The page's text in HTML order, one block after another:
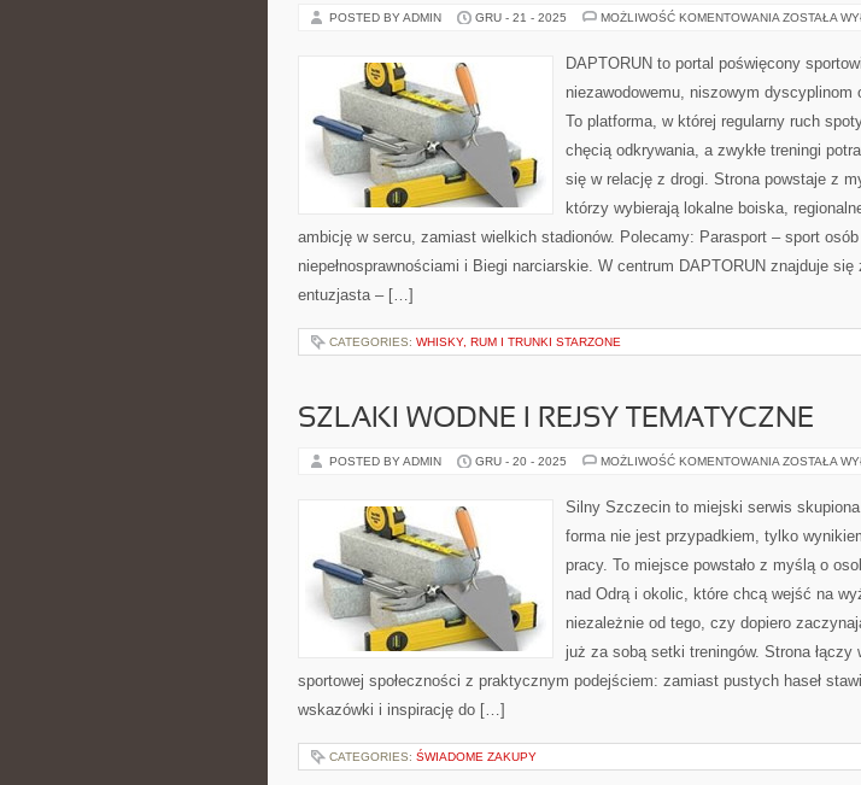
POSTED BY ADMIN GRU - 21 - 2025 MOŻLIWOŚĆ KOMENTOWANIA SPORTY
PARKOUR)
CURLING
NISZOWE
LODOWE
ZOSTAŁA
DAPTORUN to portal poświęcony sportowi
niezawodowemu, niszowym dyscyplinom
To platforma, w której regularny ruch
chęcią odkrywania, a zwykłe treningi
się w relację z drogi. Strona powstaje z
którzy wybierają lokalne boiska,
ambicję w sercu, zamiast wielkich stadionów. Polecamy: Parasport – sport
niepełnosprawnościami i Biegi narciarskie. W centrum DAPTORUN znajduje się
entuzjasta – […]
CATEGORIES: WHISKY, RUM I TRUNKI STARZONE
SZLAKI WODNE I REJSY TEMATYCZNE
POSTED BY ADMIN GRU - 20 - 2025 MOŻLIWOŚĆ KOMENTOWANIA SZLAKI
REJSY
TEMATYCZNE
ZOSTAŁA
Silny Szczecin to miejski serwis skupiona
forma nie jest przypadkiem, tylko
pracy. To miejsce powstało z myślą o
nad Odrą i okolic, które chcą wejść na
niezależnie od tego, czy dopiero
już za sobą setki treningów. Strona łączy
sportowej społeczności z praktycznym podejściem: zamiast pustych haseł
wskazówki i inspirację do […]
CATEGORIES: ŚWIADOME ZAKUPY